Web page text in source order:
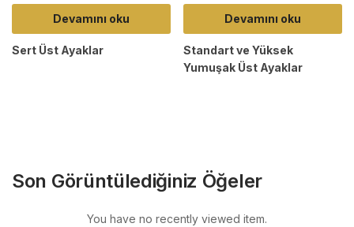
Devamını oku
Sert Üst Ayaklar
Devamını oku
Standart ve Yüksek
Yumuşak Üst Ayaklar
Son Görüntülediğiniz Öğeler
You have no recently viewed item.